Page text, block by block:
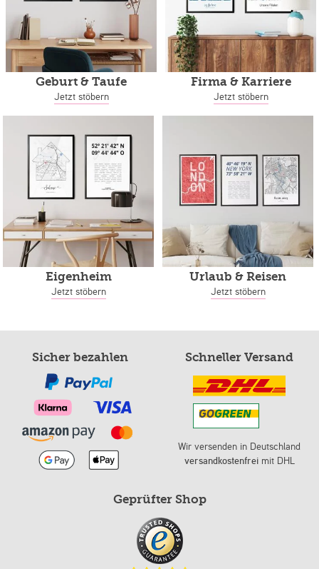
Geburt & Taufe
Jetzt stöbern
Firma & Karriere
Jetzt stöbern
Eigenheim
Jetzt stöbern
Urlaub & Reisen
Jetzt stöbern
Sicher bezahlen Schneller Versand
Wir versenden in Deutschland
versandkostenfreimit DHL
Geprüfter Shop